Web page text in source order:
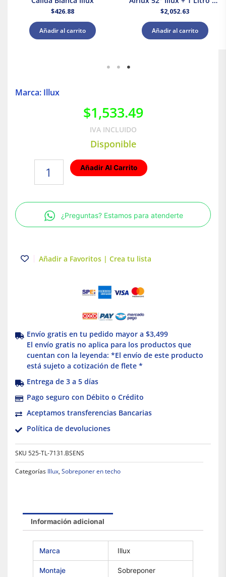
$426.88
Añadir al carrito
Pintura Blanca Acuario
$2,052.63
Añadir al carrito
Marca: Illux
$1,533.49
IVA INCLUIDO
Disponible
Techo
Luz
fría
30W
movimiento
Añadir Al Carrito
¿Preguntas? Estamos para atenderte
Añadir a Favoritos | Crea tu lista
Envío gratis en tu pedido mayor a $3,499
El envío gratis no aplica para los productos que
cuentan con la leyenda: *El envío de este producto
está sujeto a cotización de flete *
Entrega de 3 a 5 días
Pago seguro con Débito o Crédito
Aceptamos transferencias Bancarias
Política de devoluciones
SKU 525-TL-7131.BSENS
Categorías Illux, Sobreponer en techo
Información adicional
Marca Illux
Montaje Sobreponer